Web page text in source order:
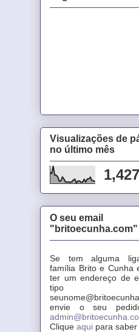
Visualizações de
no último mês
1,427
O seu email
"britoecunha.com"
Se tem alguma
família Brito e Cunha
ter um endereço de
tipo
envie o seu
Clique aqui para saber